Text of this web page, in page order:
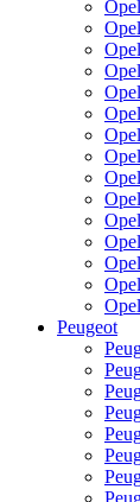
Peugeot